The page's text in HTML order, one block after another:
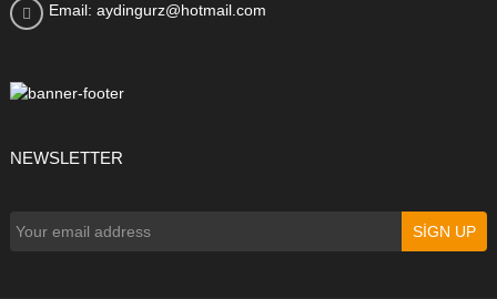
Email: aydingurz@hotmail.com
NEWSLETTER